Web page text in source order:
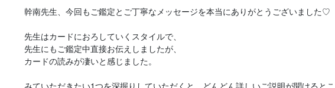
幹南先生、今回もご鑑定とご丁寧なメッセージを本当にありがとうございました♡
先生はカードにおろしていくスタイルで、
先生にもご鑑定中直接お伝えしましたが、
カードの読みが凄いと感じました。